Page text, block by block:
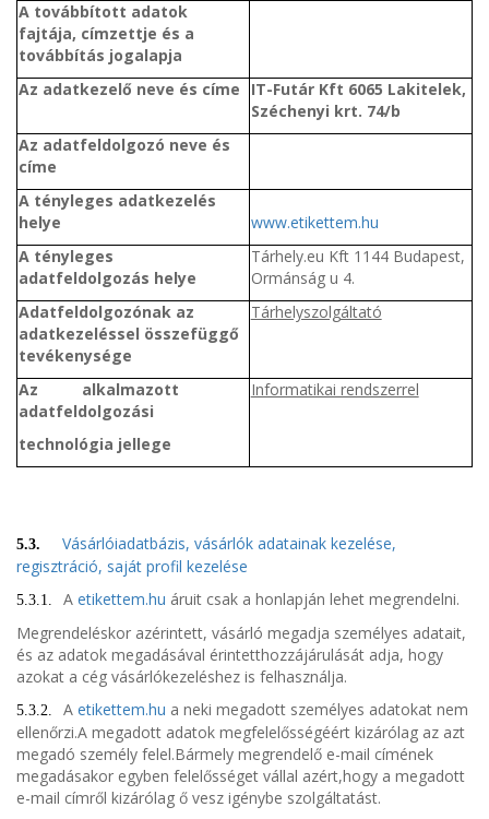
A továbbított adatok
fajtája, címzettje és a
továbbítás jogalapja
Az adatkezelő neve és címe
IT-Futár Kft 6065 Lakitelek,
Széchenyi krt. 74/b
Az adatfeldolgozó neve és
címe
A tényleges adatkezelés
helye
www.etikettem.hu
A tényleges
adatfeldolgozás helye
Tárhely.eu Kft 1144 Budapest,
Ormánság u 4.
Adatfeldolgozónak az
adatkezeléssel összefüggő
tevékenysége
Tárhelyszolgáltató
Az
alkalmazott
adatfeldolgozási
technológia jellege
Informatikai rendszerrel
5.3.
Vásárlóiadatbázis, vásárlók adatainak kezelése,
regisztráció, saját profil kezelése
5.3.1. A etikettem.hu áruit csak a honlapján lehet megrendelni.
Megrendeléskor azérintett, vásárló megadja személyes adatait,
és az adatok megadásával érintetthozzájárulását adja, hogy
azokat a cég vásárlókezeléshez is felhasználja.
5.3.2. A etikettem.hu a neki megadott személyes adatokat nem
ellenőrzi.A megadott adatok megfelelősségéért kizárólag az azt
megadó személy felel.Bármely megrendelő e-mail címének
megadásakor egyben felelősséget vállal azért,hogy a megadott
e-mail címről kizárólag ő vesz igénybe szolgáltatást.